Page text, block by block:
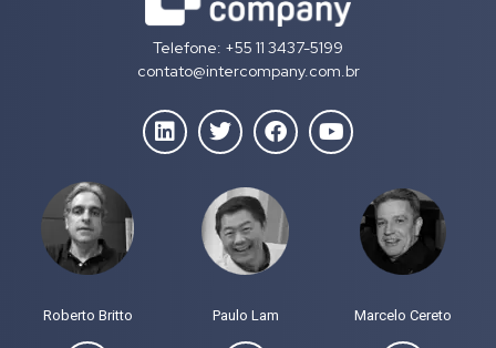
Telefone: +55 11 3437-5199
contato@intercompany.com.br
Roberto Britto Paulo Lam Marcelo Cereto